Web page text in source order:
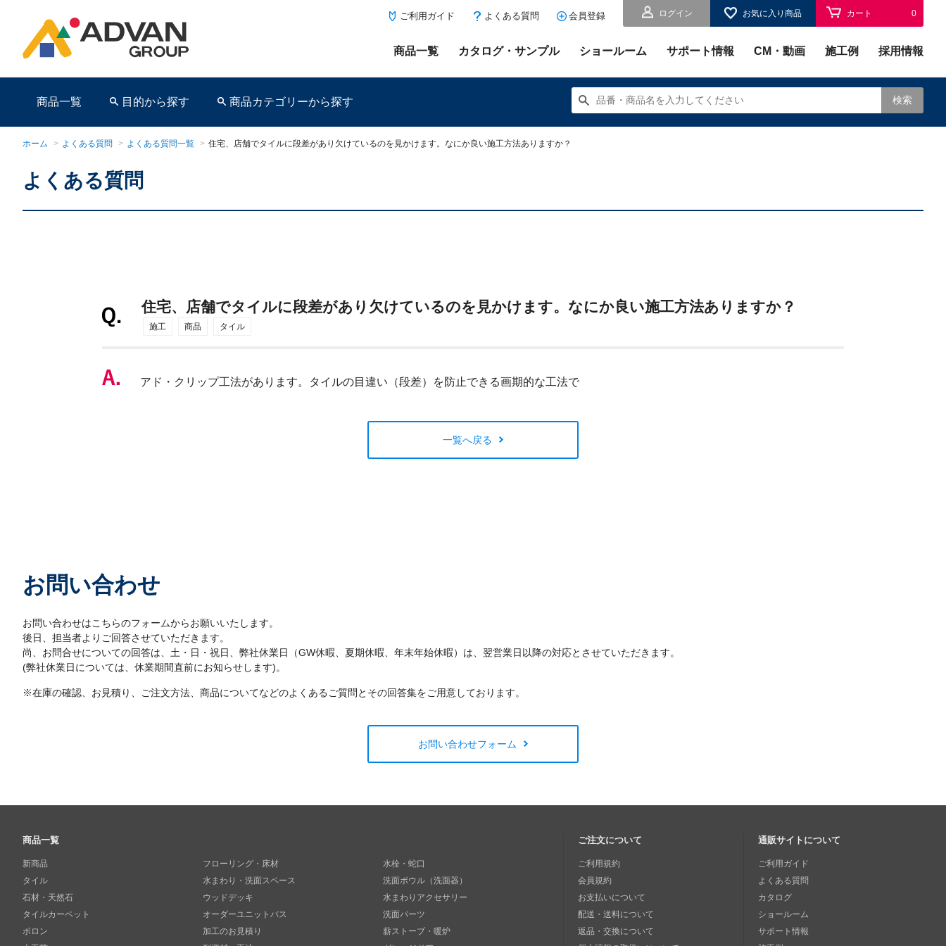
ログイン お気に入り商品 カート 0
ご利用ガイド よくある質問 会員登録
商品一覧 カタログ・サンプル ショールーム サポート情報 CM・動画 施工例 採用情報
商品一覧 目的から探す 商品カテゴリーから探す 検索
ホーム > よくある質問 > よくある質問一覧 > 住宅、店舗でタイルに段差があり欠けているのを見かけます。なにか良い施工方法ありますか？
よくある質問
住宅、店舗でタイルに段差があり欠けているのを見かけます。なにか良い施工方法ありますか？
施工 商品 タイル
アド・クリップ工法があります。タイルの目違い（段差）を防止できる画期的な工法で
一覧へ戻る
お問い合わせ
お問い合わせはこちらのフォームからお願いいたします。
後日、担当者よりご回答させていただきます。
尚、お問合せについての回答は、土・日・祝日、弊社休業日（GW休暇、夏期休暇、年末年始休暇）は、翌営業日以降の対応とさせていただきます。
(弊社休業日については、休業期間直前にお知らせします)。
※在庫の確認、お見積り、ご注文方法、商品についてなどのよくあるご質問とその回答集をご用意しております。
お問い合わせフォーム
商品一覧
新商品
タイル
石材・天然石
タイルカーペット
ボロン
フローリング・床材
水まわり・洗面スペース
ウッドデッキ
オーダーユニットバス
加工のお見積り
水栓・蛇口
洗面ボウル（洗面器）
水まわりアクセサリー
洗面パーツ
薪ストーブ・暖炉
ご注文について
ご利用規約
会員規約
お支払いについて
配送・送料について
返品・交換について
通販サイトについて
ご利用ガイド
よくある質問
カタログ
ショールーム
サポート情報